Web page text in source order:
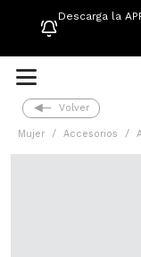
Descarga la
Volver
Mujer Accesorios